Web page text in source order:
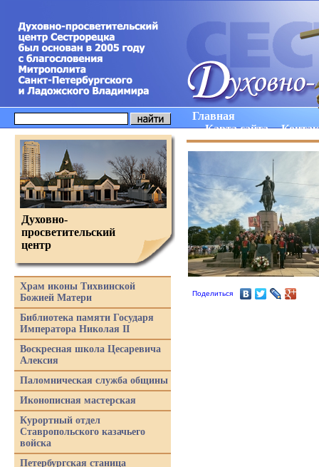
Главная
Карта сайта
Поделиться
Духовно-
просветительский
центр
Храм иконы Тихвинской
Божией Матери
Библиотека памяти Государя
Императора Николая II
Воскресная школа Цесаревича
Алексия
Паломническая служба общины
Иконописная мастерская
Курортный отдел
Ставропольского казачьего
войска
Петербургская станица